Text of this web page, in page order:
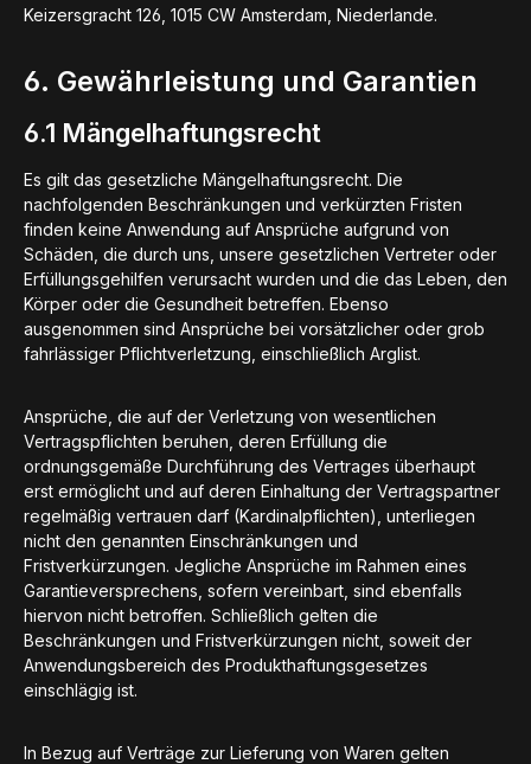
Keizersgracht 126, 1015 CW Amsterdam, Niederlande.
6. Gewährleistung und Garantien
6.1 Mängelhaftungsrecht
Es gilt das gesetzliche Mängelhaftungsrecht. Die
nachfolgenden Beschränkungen und verkürzten Fristen
finden keine Anwendung auf Ansprüche aufgrund von
Schäden, die durch uns, unsere gesetzlichen Vertreter oder
Erfüllungsgehilfen verursacht wurden und die das Leben, den
Körper oder die Gesundheit betreffen. Ebenso
ausgenommen sind Ansprüche bei vorsätzlicher oder grob
fahrlässiger Pflichtverletzung, einschließlich Arglist.
Ansprüche, die auf der Verletzung von wesentlichen
Vertragspflichten beruhen, deren Erfüllung die
ordnungsgemäße Durchführung des Vertrages überhaupt
erst ermöglicht und auf deren Einhaltung der Vertragspartner
regelmäßig vertrauen darf (Kardinalpflichten), unterliegen
nicht den genannten Einschränkungen und
Fristverkürzungen. Jegliche Ansprüche im Rahmen eines
Garantieversprechens, sofern vereinbart, sind ebenfalls
hiervon nicht betroffen. Schließlich gelten die
Beschränkungen und Fristverkürzungen nicht, soweit der
Anwendungsbereich des Produkthaftungsgesetzes
einschlägig ist.
In Bezug auf Verträge zur Lieferung von Waren gelten